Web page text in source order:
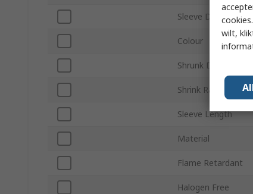
Sleeve Diameter
Colour
Shrunk Diameter
Shrink Ratio
Sleeve Length
Material
Flame Retardant
Halogen Free
wilt,